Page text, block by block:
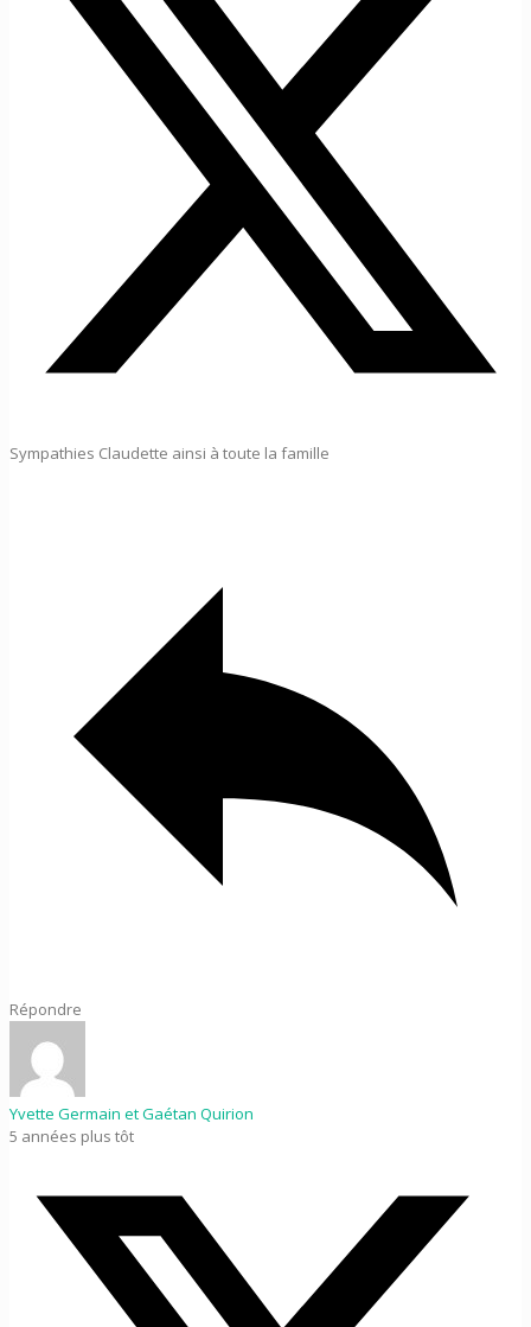
Sympathies Claudette ainsi à toute la famille
Répondre
Yvette Germain et Gaétan Quirion
5 années plus tôt